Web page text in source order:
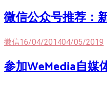
微信公众号推荐：
微信16/04/201404/05/2019
参加WeMedia自媒